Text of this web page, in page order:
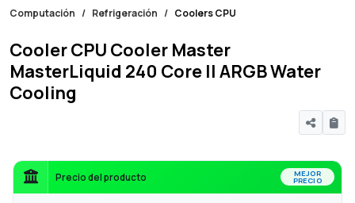
Computación Refrigeración Coolers CPU
Cooler CPU Cooler Master
MasterLiquid 240 Core II ARGB Water
Cooling
Precio del producto MEJOR
PRECIO